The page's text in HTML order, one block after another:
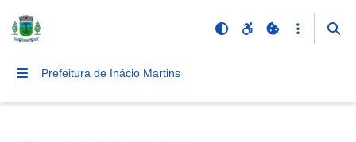
Prefeitura de Inácio Martins